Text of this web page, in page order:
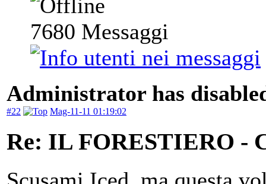
7680 Messaggi
Administrator has
#22 Mag-11-11 01:19:02
Re: IL FORESTIERO -